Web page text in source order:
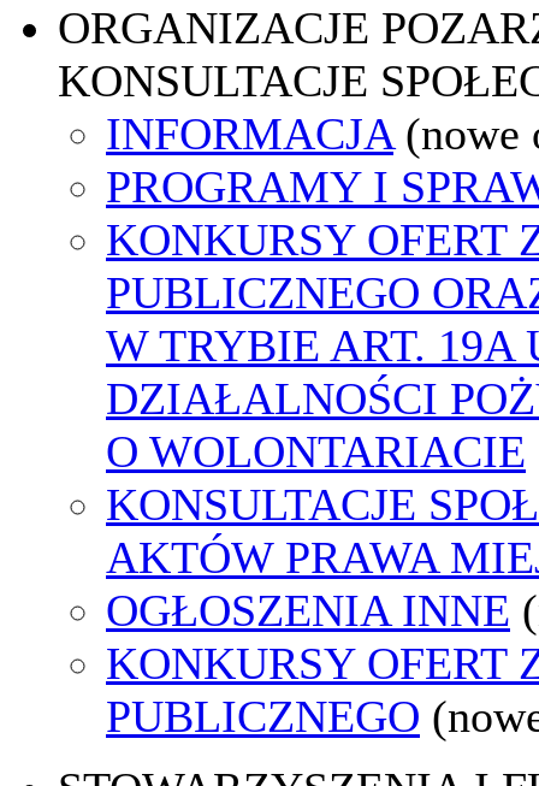
ORGANIZACJE
KONSULTACJE
INFORMACJA (nowe
PROGRAMY I
KONKURSY OFERT
PUBLICZNEGO
W TRYBIE ART. 19A
DZIAŁALNOŚCI
O WOLONTARIACIE
KONSULTACJE
AKTÓW PRAWA
OGŁOSZENIA INNE
KONKURSY OFERT
PUBLICZNEGO